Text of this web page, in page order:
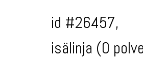
id #26457,
isälinja (0